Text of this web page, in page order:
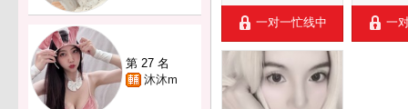
第 27 名
沐沐m
一对一忙线中 一